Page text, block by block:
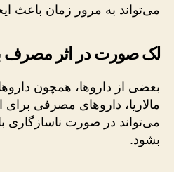
می‌تواند به‌ مرور زمان باعث
لک صورت در اثر مصرف
بعضی از داروها، همچون
مالاریا، داروهای مصرفی
می‌تواند در صورت ناسازگاری
بشود.